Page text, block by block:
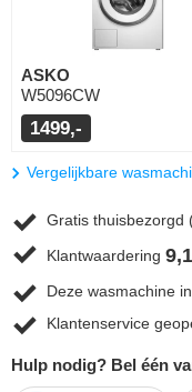
ASKO
W5096CW
1499,-
Vergelijkbare
Gratis thuisbezorgd
Klantwaardering 9,1
Deze wasmachine
Klantenservice
Hulp nodig? Bel één